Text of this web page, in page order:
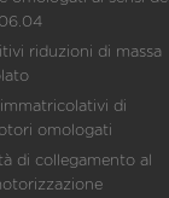
riduzioni di massa
di
omologati
di collegamento al